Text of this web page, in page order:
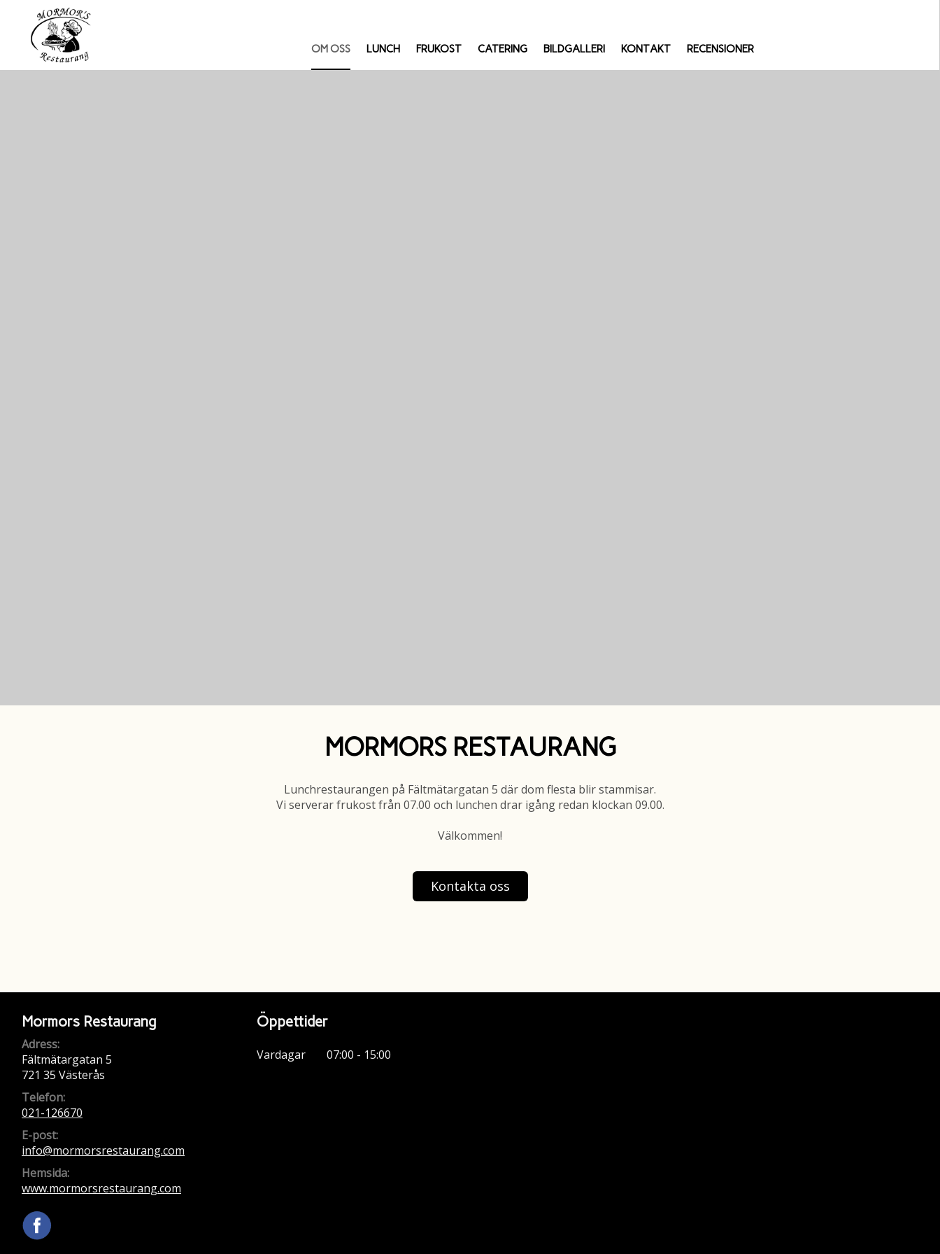
OM OSS LUNCH FRUKOST CATERING BILDGALLERI KONTAKT RECENSIONER
MORMORS RESTAURANG
Lunchrestaurangen på Fältmätargatan 5 där dom flesta blir stammisar.
Vi serverar frukost från 07.00 och lunchen drar igång redan klockan 09.00.
Välkommen!
Kontakta oss
Mormors Restaurang
Adress:
Fältmätargatan 5
721 35 Västerås
Telefon:
021-126670
E-post:
info@mormorsrestaurang.com
Hemsida:
www.mormorsrestaurang.com
Öppettider
Vardagar 07:00 - 15:00